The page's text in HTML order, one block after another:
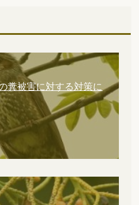
糞被害に対する対策に